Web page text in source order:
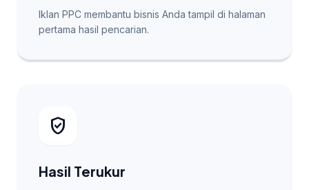
Iklan PPC membantu bisnis Anda tampil di halaman
pertama hasil pencarian.
verified_user
Hasil Terukur